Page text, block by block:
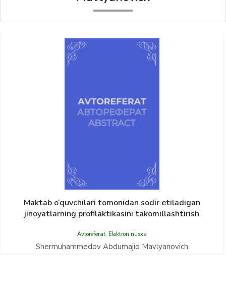
Maktab o‘quvchilari tomonidan sodir etiladigan
jinoyatlarning profilaktikasini takomillashtirish
Avtoreferat, Elektron nusxa
Shermuhammedov Abdumajid Mavlyanovich